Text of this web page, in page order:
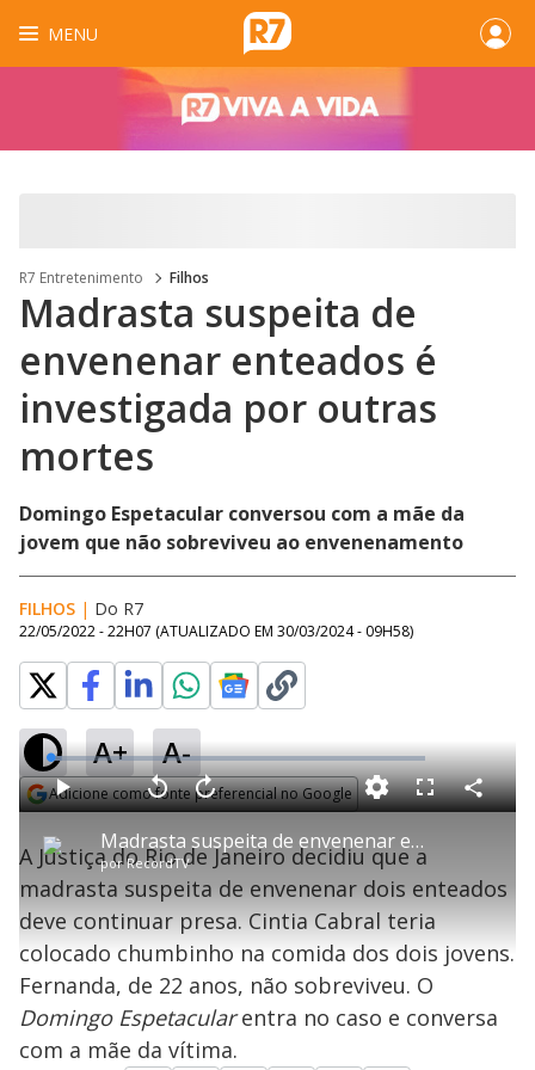
MENU
R7 Entretenimento Filhos
Madrasta suspeita de
envenenar enteados é
investigada por outras
mortes
Domingo Espetacular conversou com a mãe da
jovem que não sobreviveu ao envenenamento
FILHOS | Do R7
22/05/2022 - 22H07 (ATUALIZADO EM 30/03/2024 - 09H58)
A+ A-
Adicione como fonte preferencial no Google
P
l
a
Madrasta suspeita de envenenar enteados é investigada por outras mortes
porRecordTV
P V
t
a
r
0
s
e
g
n
d
o
s
A
n
ç
a
1
s
e
u
n
o
s
L
o
a
d
e
:
3
.
1
6
%
F
s
c
e
n
C
o
i
l
A Justiça do Rio de Janeiro decidiu que a
madrasta suspeita de envenenar dois enteados
deve continuar presa. Cintia Cabral teria
colocado chumbinho na comida dos dois jovens.
Fernanda, de 22 anos, não sobreviveu. O
Domingo Espetacularentra no caso e conversa
com a mãe da vítima.